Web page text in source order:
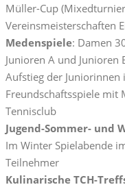
Müller-Cup
Vereinsmeisterschaften
Medenspiele: Damen
Junioren A und Junioren
Aufstieg der Juniorinnen
Freundschaftsspiele mit
Tennisclub
Jugend-Sommer- und
Im Winter Spielabende
Teilnehmer
Kulinarische TCH-